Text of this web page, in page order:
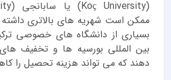
ممکن است شهریه های بالاتری داشته
بسیاری از دانشگاه های خصوصی
بین المللی بورسیه ها و تخفیف
دهند که می تواند هزینه تحصیل را